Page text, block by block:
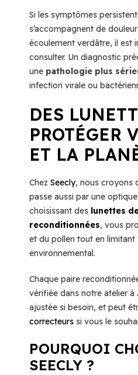
Si les symptômes
s’accompagnent de
écoulement verdâtre, il est
consulter. Un diagnostic
une pathologie plus
infection virale ou
DES
PROTÉGER
ET LA
Chez Seecly, nous croyons
passe aussi par une
choisissant des lunettes
reconditionnées, vous
et du pollen tout en
environnemental.
Chaque paire
vérifiée dans notre atelier à
ajustée si besoin, et peut
correcteurs si vous le
POURQUOI
SEECLY ?